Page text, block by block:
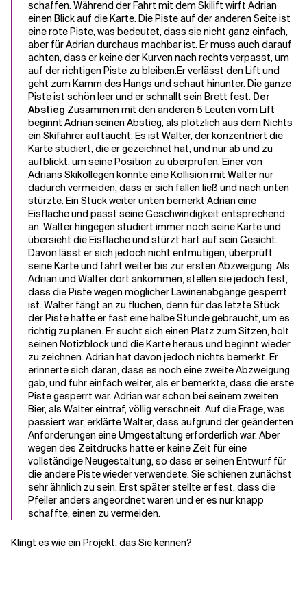
schaffen. Während der Fahrt mit dem Skilift wirft Adrian
einen Blick auf die Karte. Die Piste auf der anderen Seite ist
eine rote Piste, was bedeutet, dass sie nicht ganz einfach,
aber für Adrian durchaus machbar ist. Er muss auch darauf
achten, dass er keine der Kurven nach rechts verpasst, um
auf der richtigen Piste zu bleiben.Er verlässt den Lift und
geht zum Kamm des Hangs und schaut hinunter. Die ganze
Piste ist schön leer und er schnallt sein Brett fest. Der
Abstieg Zusammen mit den anderen 5 Leuten vom Lift
beginnt Adrian seinen Abstieg, als plötzlich aus dem Nichts
ein Skifahrer auftaucht. Es ist Walter, der konzentriert die
Karte studiert, die er gezeichnet hat, und nur ab und zu
aufblickt, um seine Position zu überprüfen. Einer von
Adrians Skikollegen konnte eine Kollision mit Walter nur
dadurch vermeiden, dass er sich fallen ließ und nach unten
stürzte. Ein Stück weiter unten bemerkt Adrian eine
Eisfläche und passt seine Geschwindigkeit entsprechend
an. Walter hingegen studiert immer noch seine Karte und
übersieht die Eisfläche und stürzt hart auf sein Gesicht.
Davon lässt er sich jedoch nicht entmutigen, überprüft
seine Karte und fährt weiter bis zur ersten Abzweigung. Als
Adrian und Walter dort ankommen, stellen sie jedoch fest,
dass die Piste wegen möglicher Lawinenabgänge gesperrt
ist. Walter fängt an zu fluchen, denn für das letzte Stück
der Piste hatte er fast eine halbe Stunde gebraucht, um es
richtig zu planen. Er sucht sich einen Platz zum Sitzen, holt
seinen Notizblock und die Karte heraus und beginnt wieder
zu zeichnen. Adrian hat davon jedoch nichts bemerkt. Er
erinnerte sich daran, dass es noch eine zweite Abzweigung
gab, und fuhr einfach weiter, als er bemerkte, dass die erste
Piste gesperrt war. Adrian war schon bei seinem zweiten
Bier, als Walter eintraf, völlig verschneit. Auf die Frage, was
passiert war, erklärte Walter, dass aufgrund der geänderten
Anforderungen eine Umgestaltung erforderlich war. Aber
wegen des Zeitdrucks hatte er keine Zeit für eine
vollständige Neugestaltung, so dass er seinen Entwurf für
die andere Piste wieder verwendete. Sie schienen zunächst
sehr ähnlich zu sein. Erst später stellte er fest, dass die
Pfeiler anders angeordnet waren und er es nur knapp
schaffte, einen zu vermeiden.
Klingt es wie ein Projekt, das Sie kennen?